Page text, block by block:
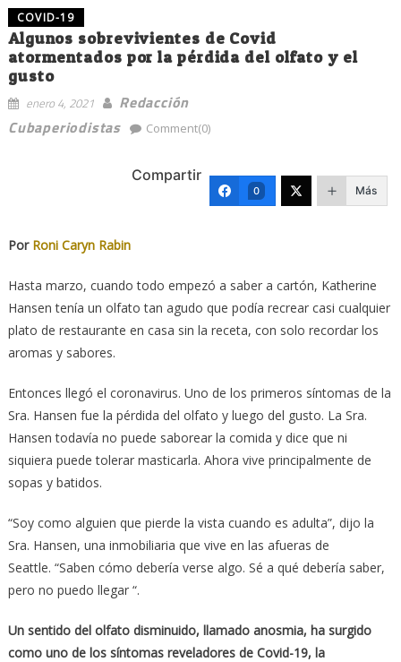
COVID-19
Algunos sobrevivientes de Covid
atormentados por la pérdida del olfato y el
gusto
enero 4, 2021
Redacción
Cubaperiodistas
Comment(0)
Compartir
0 Más
Por Roni Caryn Rabin
Hasta marzo, cuando todo empezó a saber a cartón, Katherine
Hansen tenía un olfato tan agudo que podía recrear casi cualquier
plato de restaurante en casa sin la receta, con solo recordar los
aromas y sabores.
Entonces llegó el coronavirus. Uno de los primeros síntomas de la
Sra. Hansen fue la pérdida del olfato y luego del gusto. La Sra.
Hansen todavía no puede saborear la comida y dice que ni
siquiera puede tolerar masticarla. Ahora vive principalmente de
sopas y batidos.
“Soy como alguien que pierde la vista cuando es adulta”, dijo la
Sra. Hansen, una inmobiliaria que vive en las afueras de
Seattle. “Saben cómo debería verse algo. Sé a qué debería saber,
pero no puedo llegar “.
Un sentido del olfato disminuido, llamado anosmia, ha surgido
como uno de los síntomas reveladores de Covid-19, la